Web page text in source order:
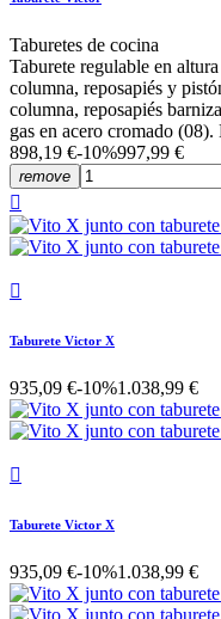
Taburetes de cocina
Taburete regulable en
columna, reposapiés y
columna, reposapiés
gas en acero cromado
898,19 €-10%997,99 €
remove


Taburete Victor X
935,09 €-10%1.038,99 €

Taburete Victor X
935,09 €-10%1.038,99 €